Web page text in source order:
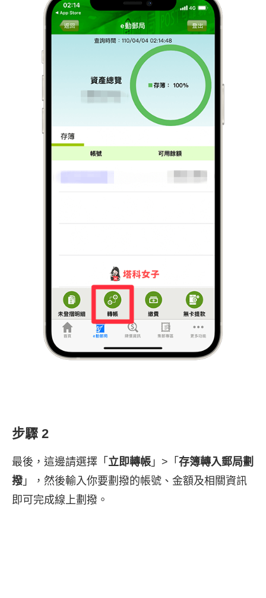
步驟 2
最後，這邊請選擇「 立即轉帳 」>「 存簿轉入郵局劃
撥」，然後輸入你要劃撥的帳號、金額及相關資訊
即可完成線上劃撥。